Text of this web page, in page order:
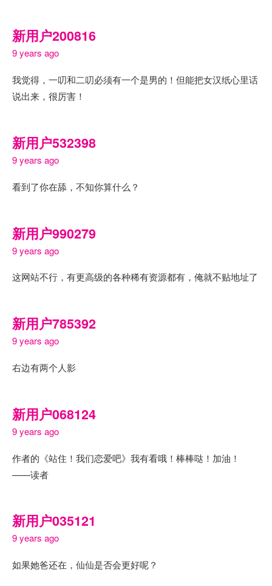
新用户200816
9 years ago
我觉得，一叨和二叨必须有一个是男的！但能把女汉纸心里话
说出来，很厉害！
新用户532398
9 years ago
看到了你在舔，不知你算什么？
新用户990279
9 years ago
这网站不行，有更高级的各种稀有资源都有，俺就不贴地址了
新用户785392
9 years ago
右边有两个人影
新用户068124
9 years ago
作者的《站住！我们恋爱吧》我有看哦！棒棒哒！加油！
——读者
新用户035121
9 years ago
如果她爸还在，仙仙是否会更好呢？